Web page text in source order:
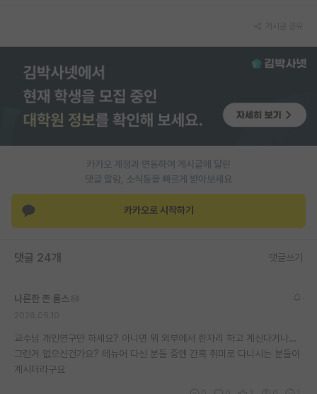
이벤트
반도체 아카데미
재팬라운지 🌸
카카오 계정과 연동하여 게시글에 달린
댓글 알람, 소식등을 빠르게 받아보세요
카카오로 시작하기
댓글 24개 댓글쓰기
나른한 존 롤스
교수님 개인연구만 하세요? 아니면 뭐 외부에서 한자리 하고 계신다거나…
그런거 없으신건가요? 테뉴어 다신 분들 중엔 간혹 취미로 다니시는 분들이
계시더라구요